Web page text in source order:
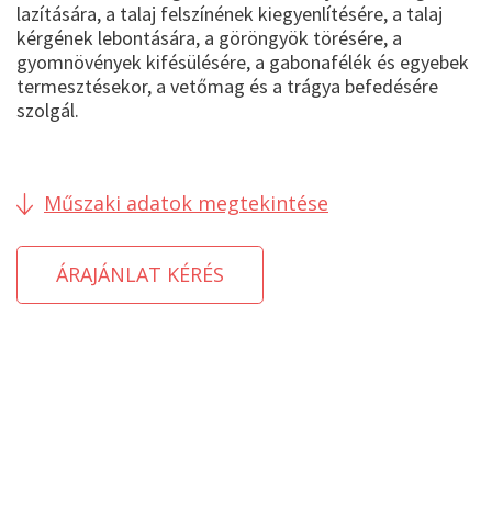
lazítására, a talaj felszínének kiegyenlítésére, a talaj
kérgének lebontására, a göröngyök törésére, a
gyomnövények kifésülésére, a gabonafélék és egyebek
termesztésekor, a vetőmag és a trágya befedésére
szolgál.
Műszaki adatok megtekintése
ÁRAJÁNLAT KÉRÉS